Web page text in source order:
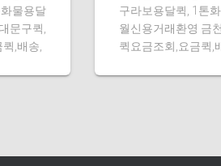
물용달
문구퀵,
,배송,
구라보용달퀵, 1톤
월신용거래환영 금
퀵요금조회,요금퀵,